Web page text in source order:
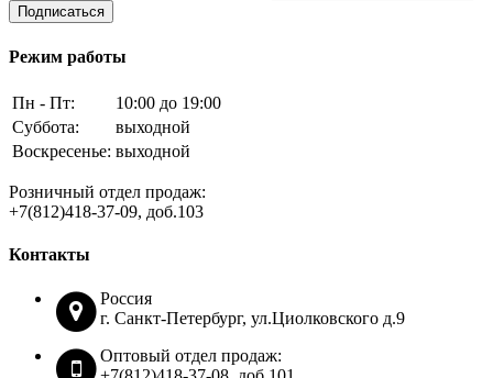
Подписаться
Режим работы
Пн - Пт:
10:00 до 19:00
Суббота:
выходной
Воскресенье: выходной
Розничный отдел продаж:
+7(812)418-37-09, доб.103
Контакты
Россия
г. Санкт-Петербург, ул.Циолковского д.9
Оптовый отдел продаж: